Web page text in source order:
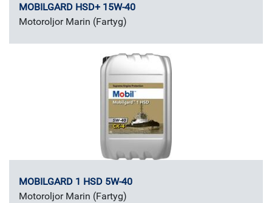
MOBILGARD HSD+ 15W-40
Motoroljor Marin (Fartyg)
MOBILGARD 1 HSD 5W-40
Motoroljor Marin (Fartyg)